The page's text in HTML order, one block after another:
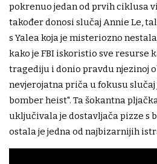
pokrenuo jedan od prvih ciklusa
također donosi slučaj Annie Le,
s Yalea koja je misteriozno
kako je FBI iskoristio sve resurse
tragediju i donio pravdu njezinoj
nevjerojatna priča u fokusu slučaj
bomber heist". Ta šokantna
uključivala je dostavljača pizze s
ostala je jedna od najbizarnijih